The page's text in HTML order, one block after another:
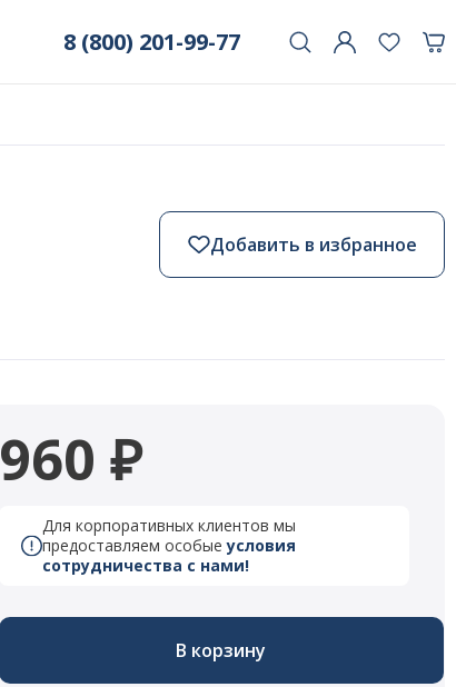
8 (800) 201-99-77
Добавить в избранное
960 ₽
Для корпоративных клиентов мы
предоставляем особыеусловия
сотрудничества с нами!
В корзину